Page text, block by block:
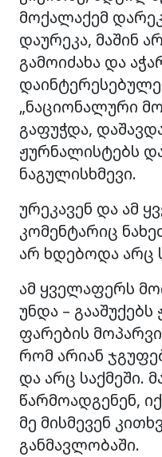
მოქალაქემ
დაურეკა, მაშინ
გამოიძახა და
„ნაციონალური
გაფუჭდა,
ჟურნალისტებს
ნაგულისხმევი.
ურეკავენ და ამ
კომენტარიც
არ ხდებოდა არც
ამ ყველაფერს
უნდა –
ფარების
რომ არიან
და არც საქმეში.
წარმოადგენენ,
მე მისმევენ
განმავლობაში.